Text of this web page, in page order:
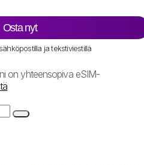
Osta nyt
ja tekstiviestillä
on yhteensopiva eSIM-